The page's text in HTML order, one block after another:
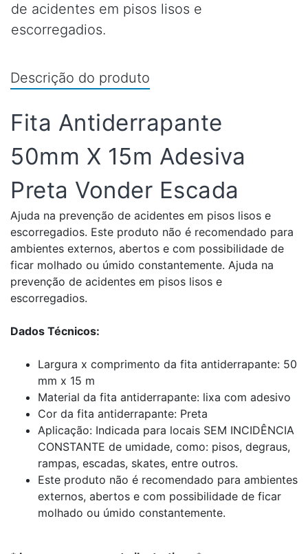
de acidentes em pisos lisos e
escorregadios.
Descrição do produto
Fita Antiderrapante
50mm X 15m Adesiva
Preta Vonder Escada
Ajuda na prevenção de acidentes em pisos lisos e
escorregadios. Este produto não é recomendado para
ambientes externos, abertos e com possibilidade de
ficar molhado ou úmido constantemente. Ajuda na
prevenção de acidentes em pisos lisos e
escorregadios.
Dados Técnicos:
Largura x comprimento da fita antiderrapante: 50
mm x 15 m
Material da fita antiderrapante: lixa com adesivo
Cor da fita antiderrapante: Preta
Aplicação: Indicada para locais SEM INCIDÊNCIA
CONSTANTE de umidade, como: pisos, degraus,
rampas, escadas, skates, entre outros.
Este produto não é recomendado para ambientes
externos, abertos e com possibilidade de ficar
molhado ou úmido constantemente.